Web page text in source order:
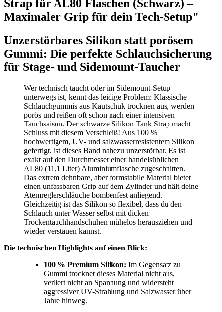
Strap für AL80 Flaschen (Schwarz) –
Maximaler Grip für dein Tech-Setup"
Unzerstörbares Silikon statt porösem
Gummi: Die perfekte Schlauchsicherung
für Stage- und Sidemount-Taucher
Wer technisch taucht oder im Sidemount-Setup
unterwegs ist, kennt das leidige Problem: Klassische
Schlauchgummis aus Kautschuk trocknen aus, werden
porös und reißen oft schon nach einer intensiven
Tauchsaison. Der schwarze Silikon Tank Strap macht
Schluss mit diesem Verschleiß! Aus 100 %
hochwertigem, UV- und salzwasserresistentem Silikon
gefertigt, ist dieses Band nahezu unzerstörbar. Es ist
exakt auf den Durchmesser einer handelsüblichen
AL80 (11,1 Liter) Aluminiumflasche zugeschnitten.
Das extrem dehnbare, aber formstabile Material bietet
einen unfassbaren Grip auf dem Zylinder und hält deine
Atemreglerschläuche bombenfest anliegend.
Gleichzeitig ist das Silikon so flexibel, dass du den
Schlauch unter Wasser selbst mit dicken
Trockentauchhandschuhen mühelos herausziehen und
wieder verstauen kannst.
Die technischen Highlights auf einen Blick:
100 % Premium Silikon: Im Gegensatz zu
Gummi trocknet dieses Material nicht aus,
verliert nicht an Spannung und widersteht
aggressiver UV-Strahlung und Salzwasser über
Jahre hinweg.